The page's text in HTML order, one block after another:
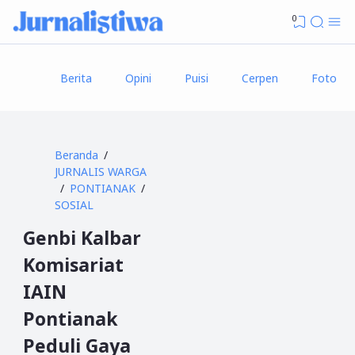
0
Berita Opini Puisi Cerpen Foto
Beranda
JURNALIS WARGA
PONTIANAK
SOSIAL
Genbi Kalbar
Komisariat
IAIN
Pontianak
Peduli Gaya